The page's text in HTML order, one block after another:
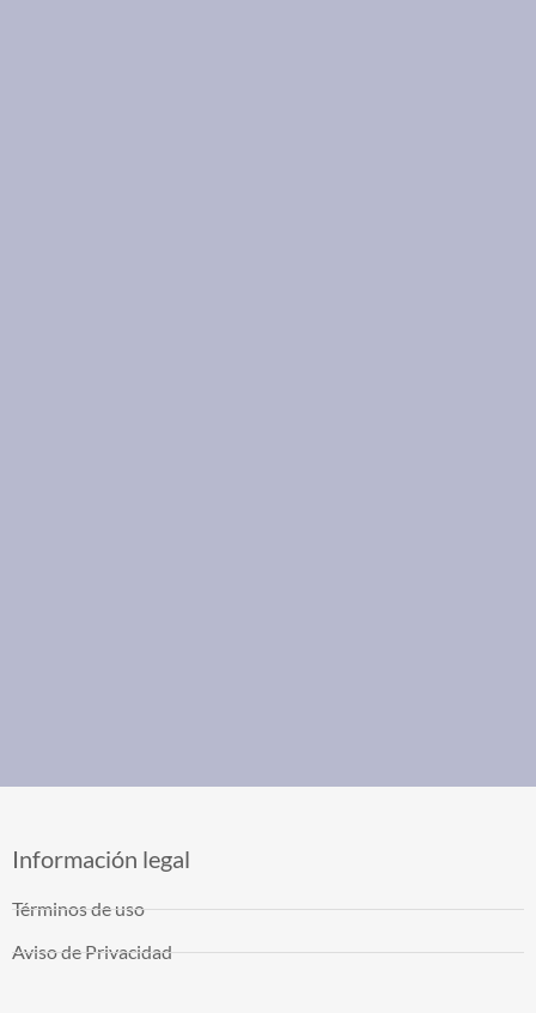
Información legal
Términos de uso
Aviso de Privacidad